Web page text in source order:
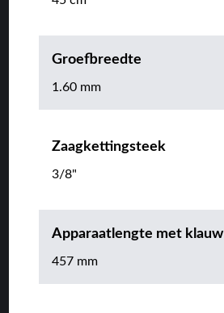
Groefbreedte
1.60 mm
Zaagkettingsteek
3/8"
Apparaatlengte met klauw
457 mm